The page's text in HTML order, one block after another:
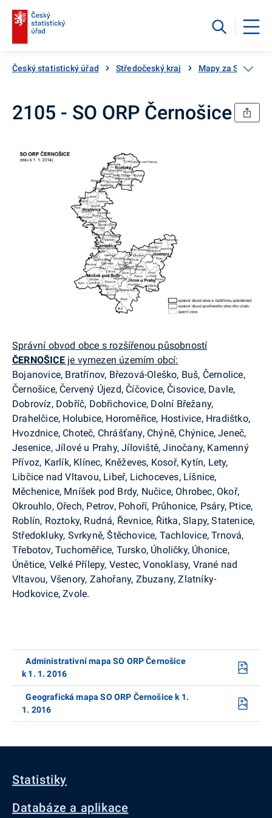
Český statistický úřad Středočeský kraj Mapy za SO ORP
2105 - SO ORP Černošice
Správní obvod obce s rozšířenou působností
ČERNOŠICEje vymezen územím obcí:
Bojanovice, Bratřínov, Březová-Oleško, Buš, Černolice,
Černošice, Červený Újezd, Číčovice, Čisovice, Davle,
Dobrovíz, Dobříč, Dobřichovice, Dolní Břežany,
Drahelčice, Holubice, Horoměřice, Hostivice, Hradištko,
Hvozdnice, Choteč, Chrášťany, Chýně, Chýnice, Jeneč,
Jesenice, Jílové u Prahy, Jíloviště, Jinočany, Kamenný
Přívoz, Karlík, Klínec, Kněževes, Kosoř, Kytín, Lety,
Libčice nad Vltavou, Libeř, Lichoceves, Líšnice,
Měchenice, Mníšek pod Brdy, Nučice, Ohrobec, Okoř,
Okrouhlo, Ořech, Petrov, Pohoří, Průhonice, Psáry, Ptice,
Roblín, Roztoky, Rudná, Řevnice, Řitka, Slapy, Statenice,
Středokluky, Svrkyně, Štěchovice, Tachlovice, Trnová,
Třebotov, Tuchoměřice, Tursko, Úholičky, Úhonice,
Únětice, Velké Přílepy, Vestec, Vonoklasy, Vrané nad
Vltavou, Všenory, Zahořany, Zbuzany, Zlatníky-
Hodkovice, Zvole.
Administrativní mapa SO ORP Černošice
k 1. 1. 2016
Geografická mapa SO ORP Černošice k 1.
1. 2016
Statistiky
Databáze a aplikace